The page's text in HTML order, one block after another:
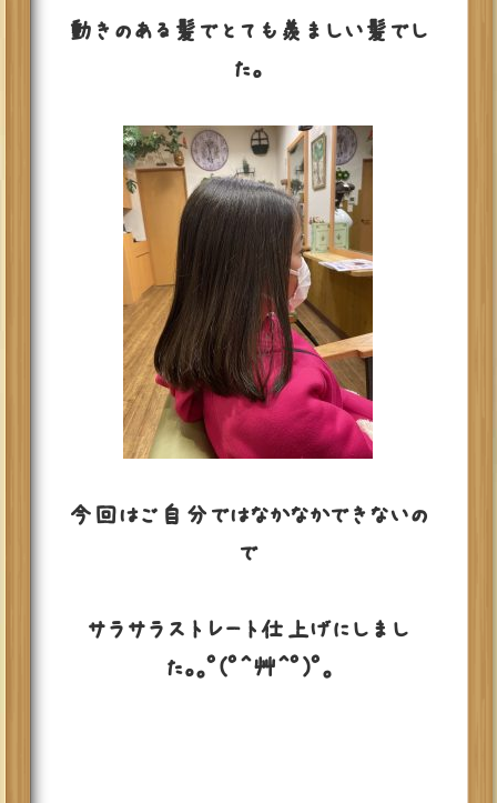
動きのある髪でとても羨ましい髪でし
た。
今回はご自分ではなかなかできないの
で
サラサラストレート仕上げにしまし
た。｡ﾟ(ﾟ＾艸＾ﾟ)ﾟ｡